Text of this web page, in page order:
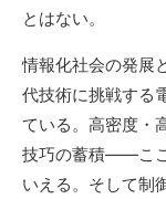
とはない。
情報化社会の発展
代技術に挑戦する
ている。高密度・
技巧の蓄積――こ
いえる。そして制